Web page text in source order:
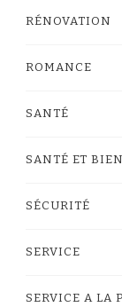
RÉNOVATION
ROMANCE
SANTÉ
SANTÉ ET
SÉCURITÉ
SERVICE
SERVICE A LA